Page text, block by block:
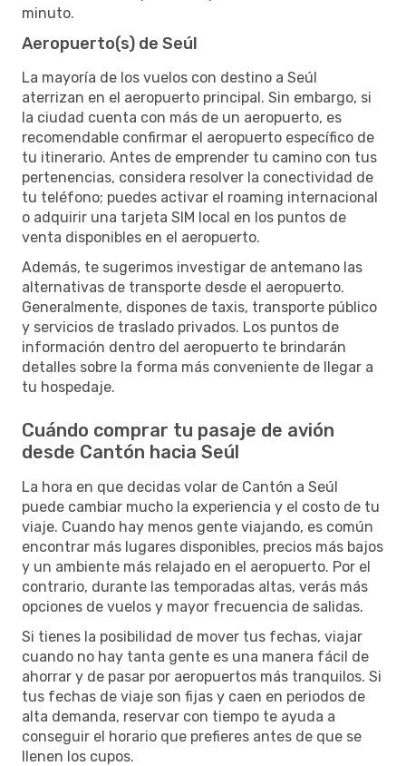
minuto.
Aeropuerto(s) de Seúl
La mayoría de los vuelos con destino a Seúl
aterrizan en el aeropuerto principal. Sin embargo, si
la ciudad cuenta con más de un aeropuerto, es
recomendable confirmar el aeropuerto específico de
tu itinerario. Antes de emprender tu camino con tus
pertenencias, considera resolver la conectividad de
tu teléfono; puedes activar el roaming internacional
o adquirir una tarjeta SIM local en los puntos de
venta disponibles en el aeropuerto.
Además, te sugerimos investigar de antemano las
alternativas de transporte desde el aeropuerto.
Generalmente, dispones de taxis, transporte público
y servicios de traslado privados. Los puntos de
información dentro del aeropuerto te brindarán
detalles sobre la forma más conveniente de llegar a
tu hospedaje.
Cuándo comprar tu pasaje de avión
desde Cantón hacia Seúl
La hora en que decidas volar de Cantón a Seúl
puede cambiar mucho la experiencia y el costo de tu
viaje. Cuando hay menos gente viajando, es común
encontrar más lugares disponibles, precios más bajos
y un ambiente más relajado en el aeropuerto. Por el
contrario, durante las temporadas altas, verás más
opciones de vuelos y mayor frecuencia de salidas.
Si tienes la posibilidad de mover tus fechas, viajar
cuando no hay tanta gente es una manera fácil de
ahorrar y de pasar por aeropuertos más tranquilos. Si
tus fechas de viaje son fijas y caen en periodos de
alta demanda, reservar con tiempo te ayuda a
conseguir el horario que prefieres antes de que se
llenen los cupos.